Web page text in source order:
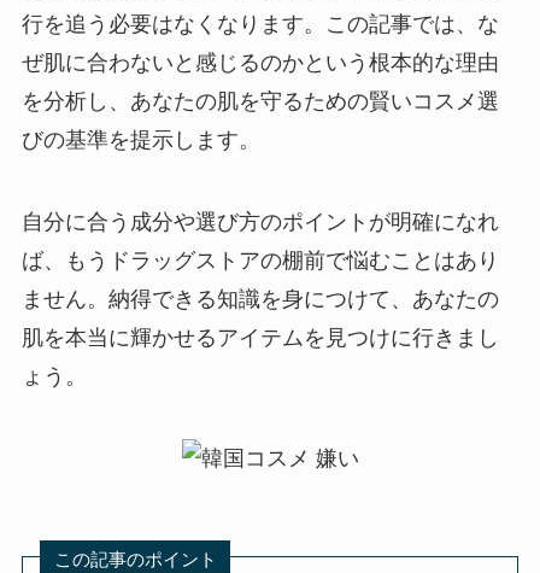
行を追う必要はなくなります。この記事では、な
ぜ肌に合わないと感じるのかという根本的な理由
を分析し、あなたの肌を守るための賢いコスメ選
びの基準を提示します。
自分に合う成分や選び方のポイントが明確になれ
ば、もうドラッグストアの棚前で悩むことはあり
ません。納得できる知識を身につけて、あなたの
肌を本当に輝かせるアイテムを見つけに行きまし
ょう。
この記事のポイント